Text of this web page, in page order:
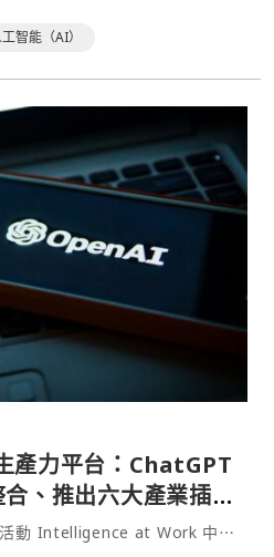
智能（AI）
產力平台：ChatGPT
、推出六大產業插件
活動 Intelligence at Work 中⋯